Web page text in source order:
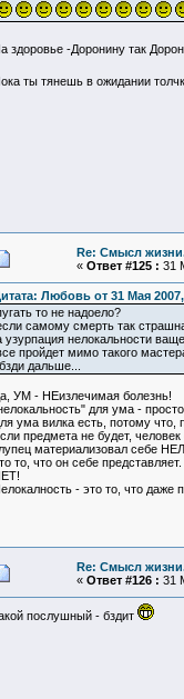
здоровье -Доронину так
ты тянешь в ожидании
Re: Смысл
« Ответ #125 : 31
Любовь от 31 Мая
то не надоело?
самому смерть так
узурпация нелокальности
пройдет мимо такого
бзди дальше...
УМ - НЕизлечимая болезнь!
для ума -
ума вилка есть, потому что,
предмета не будет, человек
материализовал себе
то, что он себе представляет.
- это то, что даже
Re: Смысл
« Ответ #126 : 31
послушный - бздит